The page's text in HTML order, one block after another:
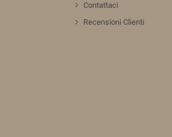
Contattaci
Recensioni Clienti